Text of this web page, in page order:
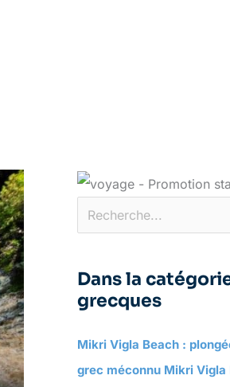
Dans la
grecques
Mikri Vigla Beach :
grec méconnu Mikri Vigla